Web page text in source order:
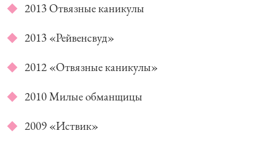
2013 Отвязные каникулы
2013 «Рейвенсвуд»
2012 «Отвязные каникулы»
2010 Милые обманщицы
2009 «Иствик»